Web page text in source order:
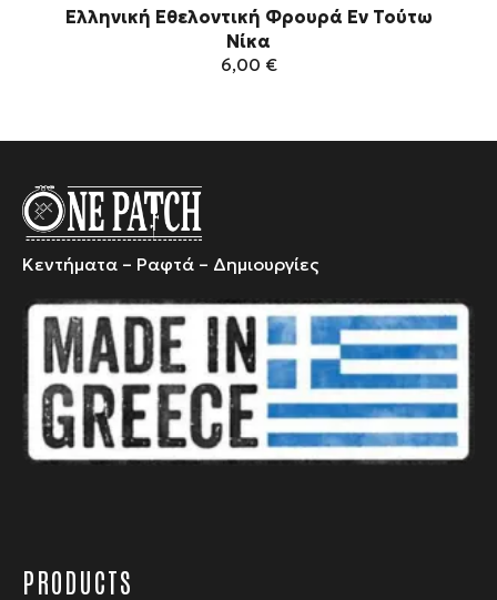
Ελληνική Εθελοντική Φρουρά Εν Τούτω
Νίκα
6,00 €
Οι
μπορούν
να
επιλεγούν
στη
σελίδα
του
Κεντήματα – Ραφτά – Δημιουργίες
PRODUCTS